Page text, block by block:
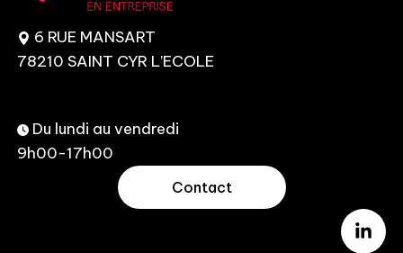
6 RUE MANSART
78210 SAINT CYR L’ECOLE
Du lundi au vendredi
9h00-17h00
Contact